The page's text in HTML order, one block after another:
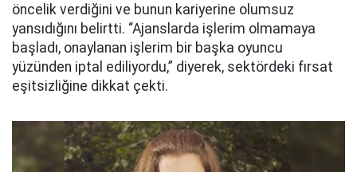
öncelik verdiğini ve bunun kariyerine olumsuz
yansıdığını belirtti. “Ajanslarda işlerim olmamaya
başladı, onaylanan işlerim bir başka oyuncu
yüzünden iptal ediliyordu,” diyerek, sektördeki fırsat
eşitsizliğine dikkat çekti.